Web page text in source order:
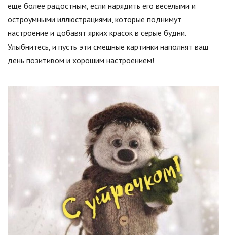
еще более радостным, если нарядить его веселыми и
остроумными иллюстрациями, которые поднимут
настроение и добавят ярких красок в серые будни.
Улыбнитесь, и пусть эти смешные картинки наполнят ваш
день позитивом и хорошим настроением!